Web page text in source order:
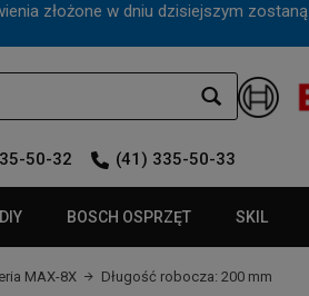
złożone w dniu dzisiejszym zostaną
50-32 (41) 335-50-33
BOSCH OSPRZĘT SKIL
MAX-8X Długość robocza: 200 mm